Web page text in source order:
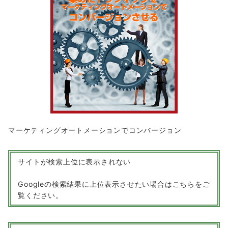
マーケティングオートメーションでコンバージョン
サイトが検索上位に表示されない
Googleの検索結果に上位表示させたい場合はこちらをご
覧ください。